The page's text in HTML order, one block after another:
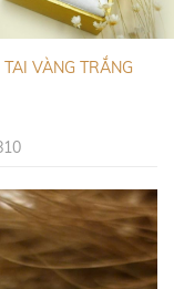
TAI VÀNG TRẮNG